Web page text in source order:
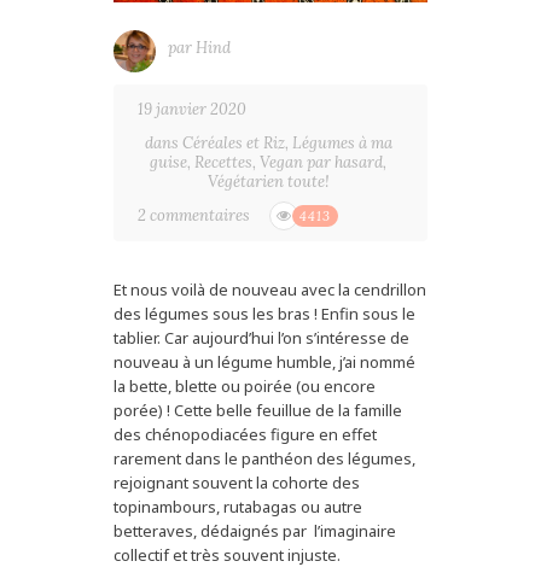
par Hind
19 janvier 2020
dans Céréales et Riz, Légumes à ma
guise, Recettes, Vegan par hasard,
Végétarien toute!
2 commentaires
4413
Et nous voilà de nouveau avec la cendrillon
des légumes sous les bras ! Enfin sous le
tablier. Car aujourd’hui l’on s’intéresse de
nouveau à un légume humble, j’ai nommé
la bette, blette ou poirée (ou encore
porée) ! Cette belle feuillue de la famille
des chénopodiacées figure en effet
rarement dans le panthéon des légumes,
rejoignant souvent la cohorte des
topinambours, rutabagas ou autre
betteraves, dédaignés par l’imaginaire
collectif et très souvent injuste.